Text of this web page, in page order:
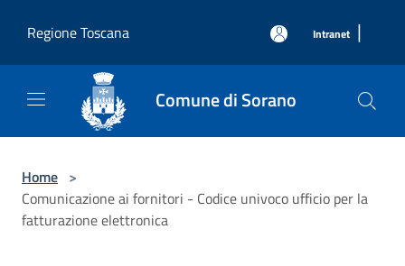
Regione Toscana
Intranet |
Comune di Sorano
Home >
Comunicazione ai fornitori - Codice univoco ufficio per la
fatturazione elettronica